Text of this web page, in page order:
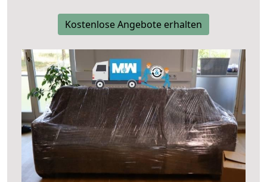
Kostenlose Angebote erhalten